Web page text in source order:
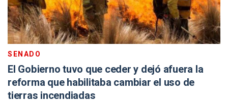
SENADO
El Gobierno tuvo que ceder y dejó afuera la
reforma que habilitaba cambiar el uso de
tierras incendiadas